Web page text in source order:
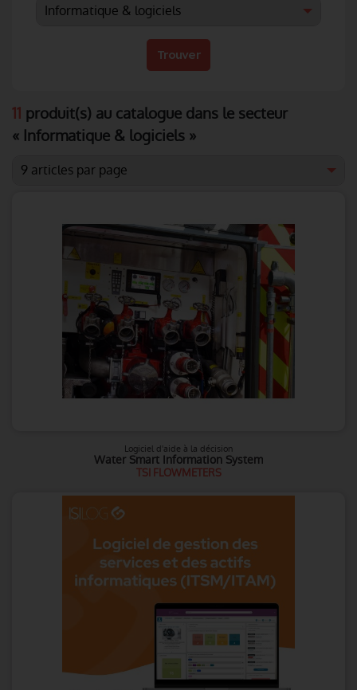
Trouver
11 produit(s) au catalogue dans le secteur
« Informatique & logiciels »
Logiciel d'aide à la décision
Water Smart Information System
TSI FLOWMETERS